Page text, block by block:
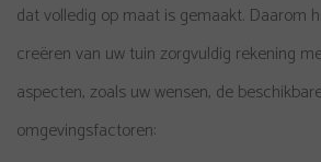
dat volledig op maat is gemaakt. Daarom
creëren van uw tuin zorgvuldig rekening
aspecten, zoals uw wensen, de
omgevingsfactoren: